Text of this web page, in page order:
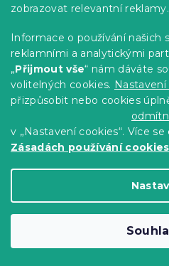
zobrazovat relevantní reklamy.
Informace o používání našich
reklamními a analytickými
„Přijmout vše“ nám dáváte
volitelných cookies.
přizpůsobit nebo cookies
v „Nastavení cookies“. Více
Zásadách používání cookies
-10 % s kódem:
2x osuška Comfort
100% bavlna